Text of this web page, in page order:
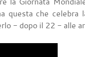
questa che celebra
- dopo il 22 - alle